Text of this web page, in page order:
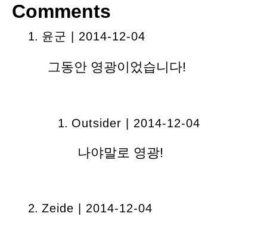
Comments
윤군 | 2014-12-04
그동안 영광이었습니다!
Outsider | 2014-12-04
나야말로 영광!
Zeide | 2014-12-04